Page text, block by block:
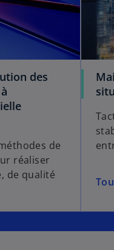
des
de
réaliser
de qualité